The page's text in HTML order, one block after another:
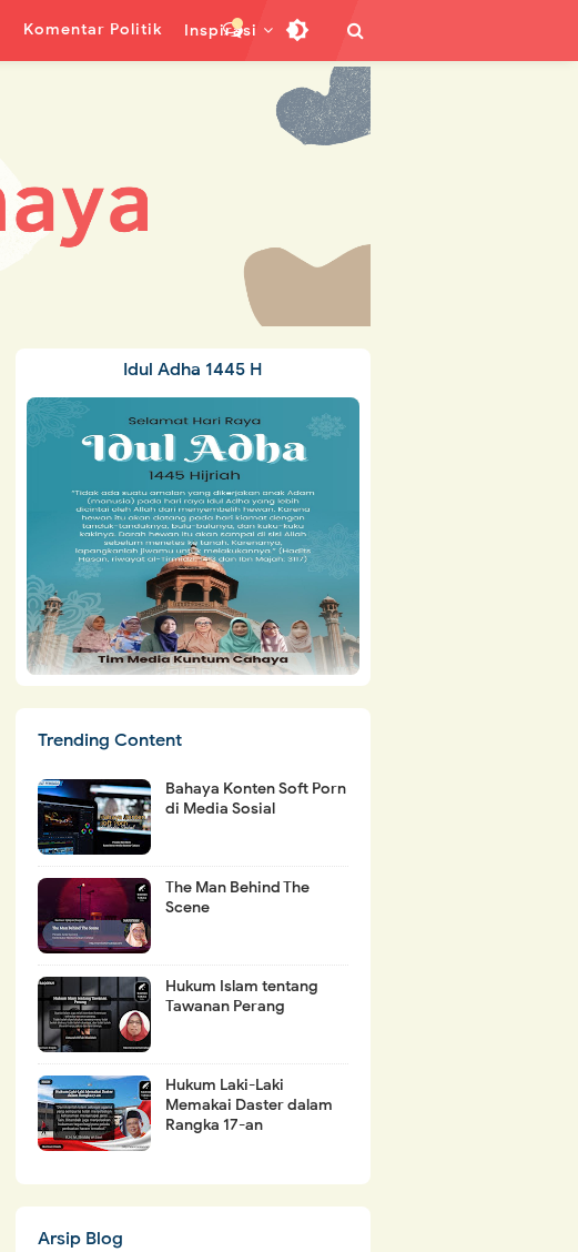
Komentar Politik Inspirasi
Idul Adha 1445 H
Trending Content
Bahaya Konten Soft Porn
di Media Sosial
The Man Behind The
Scene
Hukum Islam tentang
Tawanan Perang
Hukum Laki-Laki
Memakai Daster dalam
Rangka 17-an
Arsip Blog